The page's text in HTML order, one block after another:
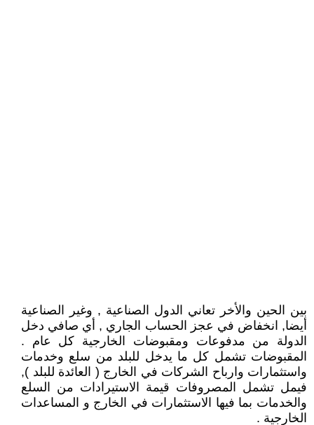
بين الحين والأخر تعاني الدول الصناعية , وغير الصناعية
أيضا, انخفاض في عجز الحساب الجاري , أي صافي دخل
الدولة من مدفوعات ومقبوضات الخارجية كل عام .
المقبوضات تشمل كل ما يدخل للبلد من سلع وخدمات
واستثمارات وارباح الشركات في الخارج ( العائدة للبلد ),
فيمل تشمل المصروفات قيمة الاستيرادات من السلع
والخدمات بما فيها الاستثمارات في الخارج و المساعدات
الخارجية .